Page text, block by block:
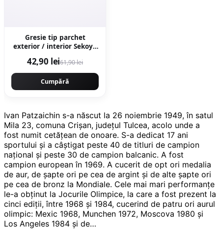
Gresie tip parchet
exterior / interior Sekoya
portelanata
antiderapanta
42,90 lei61,90 lei
Cumpără
Ivan Patzaichin s-a născut la 26 noiembrie 1949, în satul
Mila 23, comuna Crişan, județul Tulcea, acolo unde a
fost numit cetățean de onoare. S-a dedicat 17 ani
sportului și a câştigat peste 40 de titluri de campion
naţional şi peste 30 de campion balcanic. A fost
campion european în 1969. A cucerit de opt ori medalia
de aur, de şapte ori pe cea de argint şi de alte şapte ori
pe cea de bronz la Mondiale. Cele mai mari performanţe
le-a obţinut la Jocurile Olimpice, la care a fost prezent la
cinci ediţii, între 1968 şi 1984, cucerind de patru ori aurul
olimpic: Mexic 1968, Munchen 1972, Moscova 1980 şi
Los Angeles 1984 şi de…